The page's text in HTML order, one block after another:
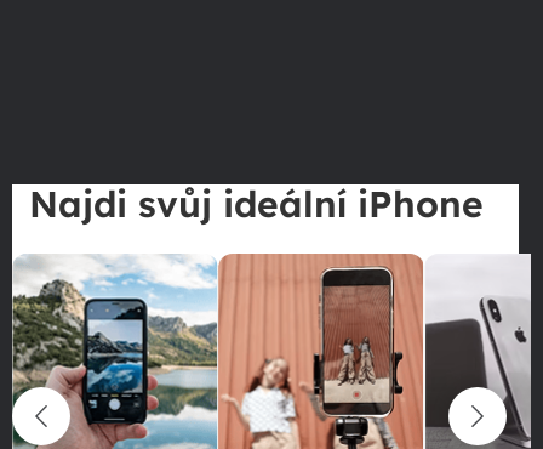
Najdi svůj ideální iPhone